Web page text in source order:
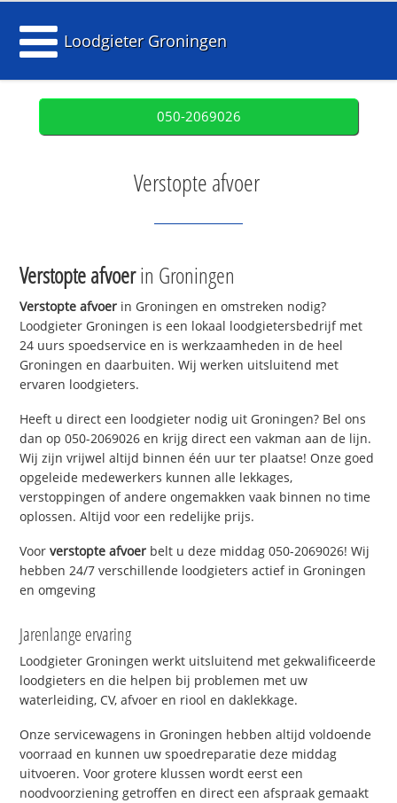
Loodgieter Groningen
050-2069026
Verstopte afvoer
Verstopte afvoerin Groningen
Verstopte afvoer in Groningen en omstreken nodig?
Loodgieter Groningen is een lokaal loodgietersbedrijf met
24 uurs spoedservice en is werkzaamheden in de heel
Groningen en daarbuiten. Wij werken uitsluitend met
ervaren loodgieters.
Heeft u direct een loodgieter nodig uit Groningen? Bel ons
dan op 050-2069026 en krijg direct een vakman aan de lijn.
Wij zijn vrijwel altijd binnen één uur ter plaatse! Onze goed
opgeleide medewerkers kunnen alle lekkages,
verstoppingen of andere ongemakken vaak binnen no time
oplossen. Altijd voor een redelijke prijs.
Voorverstopte afvoer belt u deze middag 050-2069026! Wij
hebben 24/7 verschillende loodgieters actief in Groningen
en omgeving
Jarenlange ervaring
Loodgieter Groningen werkt uitsluitend met gekwalificeerde
loodgieters en die helpen bij problemen met uw
waterleiding, CV, afvoer en riool en daklekkage.
Onze servicewagens in Groningen hebben altijd voldoende
voorraad en kunnen uw spoedreparatie deze middag
uitvoeren. Voor grotere klussen wordt eerst een
noodvoorziening getroffen en direct een afspraak gemaakt